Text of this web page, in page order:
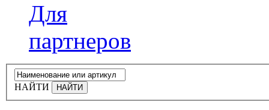
Для
партнеров
НАЙТИ